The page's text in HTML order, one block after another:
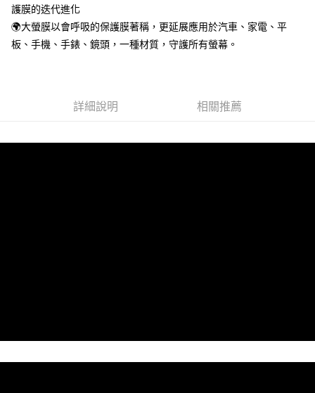
護膜的迭代進化
🌍大螢膜以會呼吸的保護膜著稱，更延展應用於汽車、家電、平
板、手機、手錶、鏡頭，一種材質，守護所有螢幕。
詳細說明 相關推薦